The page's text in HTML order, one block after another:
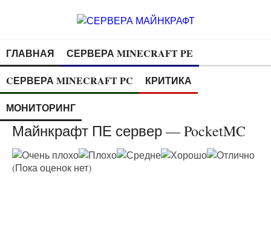
ГЛАВНАЯ
СЕРВЕРА MINECRAFT PE
CЕРВЕРА MINECRAFT PC
КРИТИКА
МОНИТОРИНГ
Майнкрафт ПЕ сервер — PocketMC
(Пока оценок нет)